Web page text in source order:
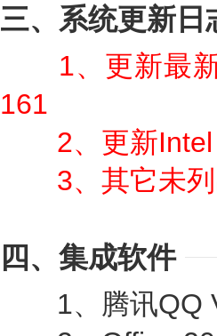
三、系统更新日
1、更新最
161
2、更新
3、其它未
四、集成软件
1、腾讯QQ